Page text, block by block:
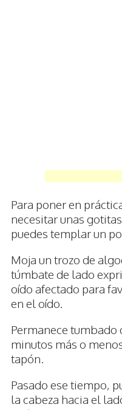
Para poner en
necesitar unas
puedes templar un
Moja un trozo de
túmbate de lado
oído afectado para
en el oído.
Permanece tumbado
minutos más o
tapón.
Pasado ese tiempo,
la cabeza hacia el